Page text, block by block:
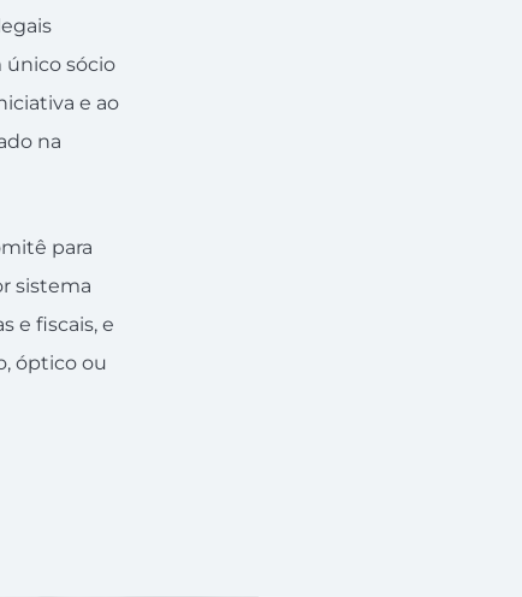
único sócio
e ao
na
para
sistema
e fiscais, e
óptico ou